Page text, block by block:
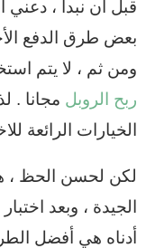
قبل أن نبدأ ،
بعض طرق الدفع
ومن ثم ، لا يتم
ربح الروبل مجانا .
الخيارات الرائعة
لكن لحسن الحظ ،
الجيدة ، وبعد
أدناه هي أفضل